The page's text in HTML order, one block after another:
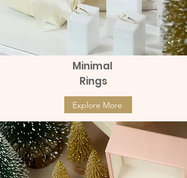
Minimal
Rings
Explore More